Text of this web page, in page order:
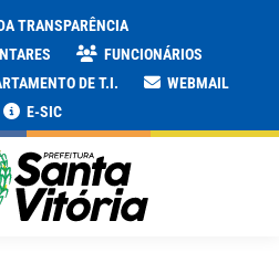
TRANSPARÊNCIA
FUNCIONÁRIOS
DE T.I.
WEBMAIL
E-SIC